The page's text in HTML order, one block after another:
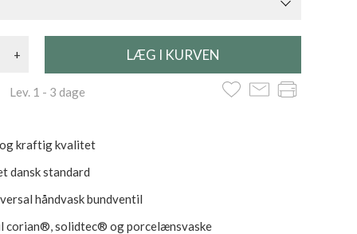
+
1 - 3 dage
kraftig kvalitet
dansk standard
håndvask bundventil
corian®, solidtec® og porcelænsvaske